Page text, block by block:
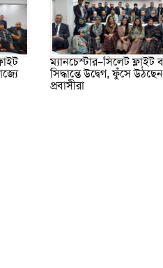
ম্যানচেস্টার–সিলেট ফ্লাইট
সিদ্ধান্তে উদ্বেগ, ফুঁসে উঠছেন
প্রবাসীরা